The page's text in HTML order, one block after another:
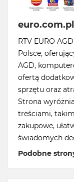
euro.com.pl
RTV EURO
Polsce,
AGD,
ofertą
sprzętu oraz
Strona
treściami,
zakupowe,
świadomych
Podobne